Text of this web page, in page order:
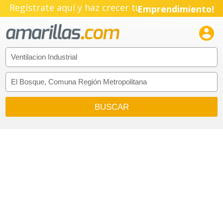
Regístrate aquí y haz crecer tuEmprendimiento!
